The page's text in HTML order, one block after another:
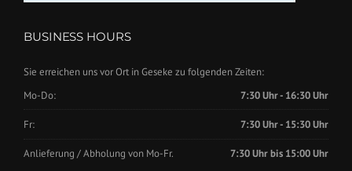
BUSINESS HOURS
Sie erreichen uns vor Ort in Geseke zu folgenden Zeiten:
Mo-Do:
7:30 Uhr - 16:30 Uhr
Fr: 7:30 Uhr - 15:30 Uhr
Anlieferung / Abholung von Mo-Fr. 7:30 Uhr bis 15:00 Uhr